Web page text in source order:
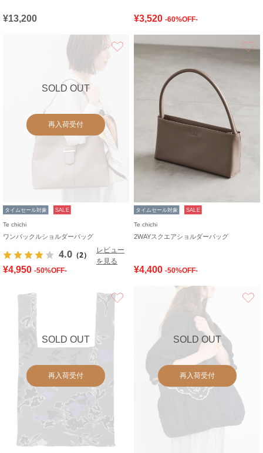
¥13,200 ¥3,520 -60%OFF-
SOLD OUT
再入荷受付
タイムセール対象 SALE
Te chichi
ワンバックルショルダーバッグ
4.0 （2）
レビュー
を見る
¥4,950 -50%OFF-
タイムセール対象 SALE
Te chichi
2WAYスクエアショルダーバッグ
¥4,400 -50%OFF-
SOLD OUT
再入荷受付
SOLD OUT
再入荷受付